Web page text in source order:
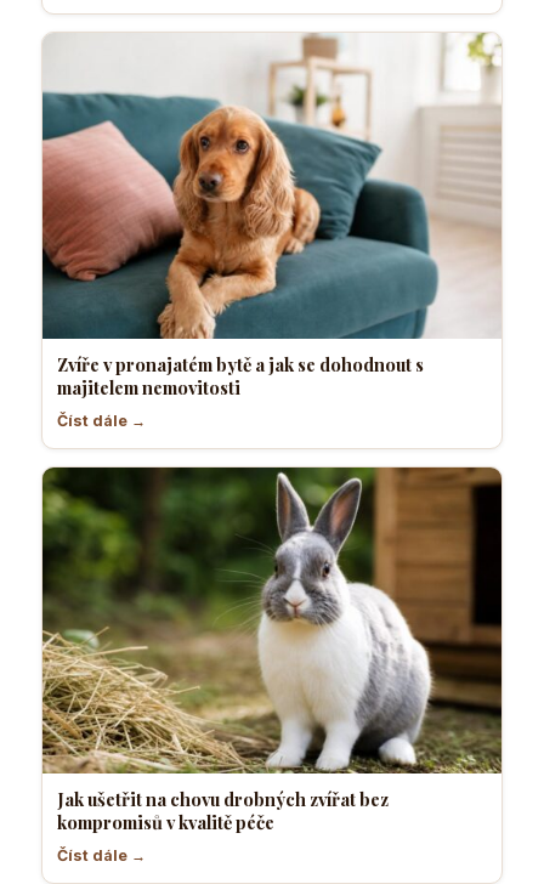
Zvíře v pronajatém bytě a jak se dohodnout s
majitelem nemovitosti
Číst dále →
Jak ušetřit na chovu drobných zvířat bez
kompromisů v kvalitě péče
Číst dále →